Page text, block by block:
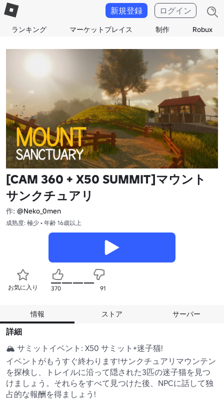
ランキング マーケットプレイス 制作 Robux
新規登録 ログイン
[CAM 360 + X50 SUMMIT]マウント
サンクチュアリ
作: @Neko_0men
成熟度: 極少 • 年齢 16歳以上
お気に入り 370 91
情報 ストア サーバー
詳細
🏔️ サミットイベント: X50 サミット+迷子猫!
イベントがもうすぐ終わります!サンクチュアリマウンテン
を探検し、トレイルに沿って隠された3匹の迷子猫を見つ
けましょう。それらをすべて見つけた後、NPCに話して独
占的な報酬を得ましょう!